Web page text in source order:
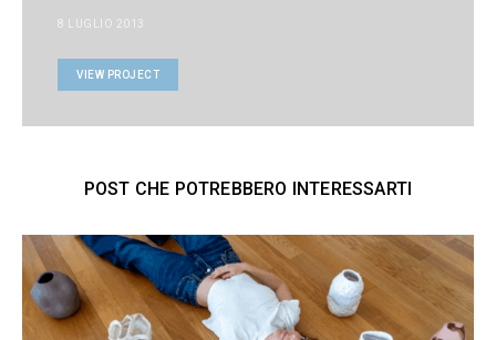
8 LUGLIO 2013
VIEW PROJECT
POST CHE POTREBBERO INTERESSARTI